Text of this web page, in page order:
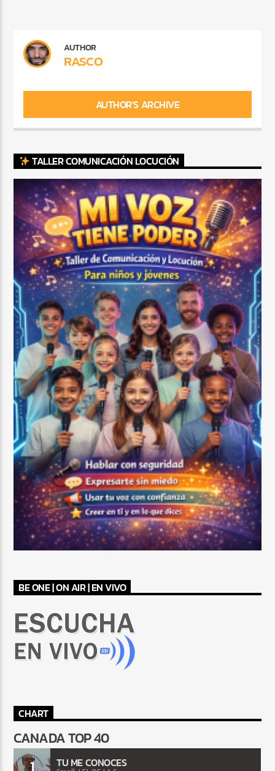
AUTHOR
RASCO
AUTHOR'S ARCHIVE
TALLER COMUNICACIÓN LOCUCIÓN
BE ONE | ON AIR | EN VIVO
CHART
CANADA TOP 40
1 TU ME CONOCES